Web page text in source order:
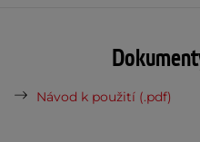
Návod k použití (.pdf)